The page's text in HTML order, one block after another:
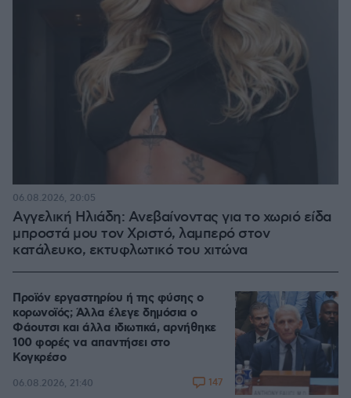
Αγγελική Ηλιάδη: Ανεβαίνοντας για το χωριό είδα
μπροστά μου τον Χριστό, λαμπερό στον
κατάλευκο, εκτυφλωτικό του χιτώνα
06.08.2026, 20:05
Προϊόν εργαστηρίου ή της φύσης ο
κορωνοϊός; Άλλα έλεγε δημόσια ο
Φάουτσι και άλλα ιδιωτικά, αρνήθηκε
100 φορές να απαντήσει στο
Κογκρέσο
06.08.2026, 21:40 147